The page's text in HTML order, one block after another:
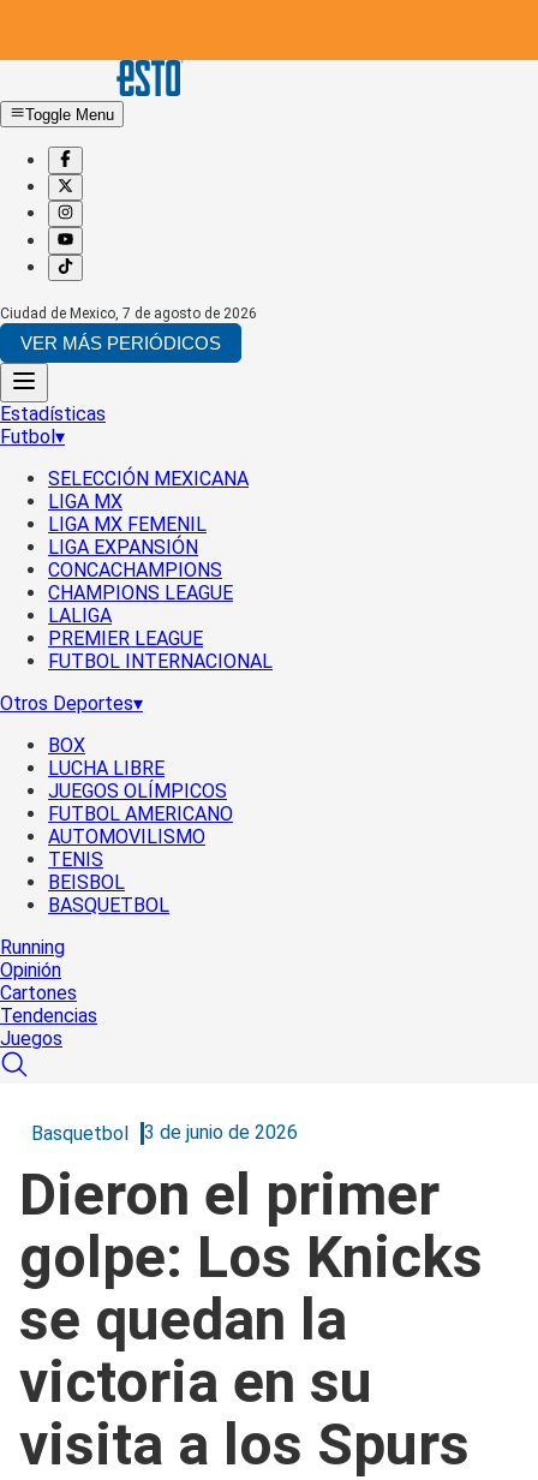
Toggle Menu
Ciudad de Mexico, 7 de agosto de 2026
VER MÁS PERIÓDICOS
Estadísticas
Futbol▾
SELECCIÓN MEXICANA
LIGA MX
LIGA MX FEMENIL
LIGA EXPANSIÓN
CONCACHAMPIONS
CHAMPIONS LEAGUE
LALIGA
PREMIER LEAGUE
FUTBOL INTERNACIONAL
Otros Deportes▾
BOX
LUCHA LIBRE
JUEGOS OLÍMPICOS
FUTBOL AMERICANO
AUTOMOVILISMO
TENIS
BEISBOL
BASQUETBOL
Running
Opinión
Cartones
Tendencias
Juegos
Basquetbol 3 de junio de 2026
Dieron el primer
golpe: Los Knicks
se quedan la
victoria en su
visita a los Spurs